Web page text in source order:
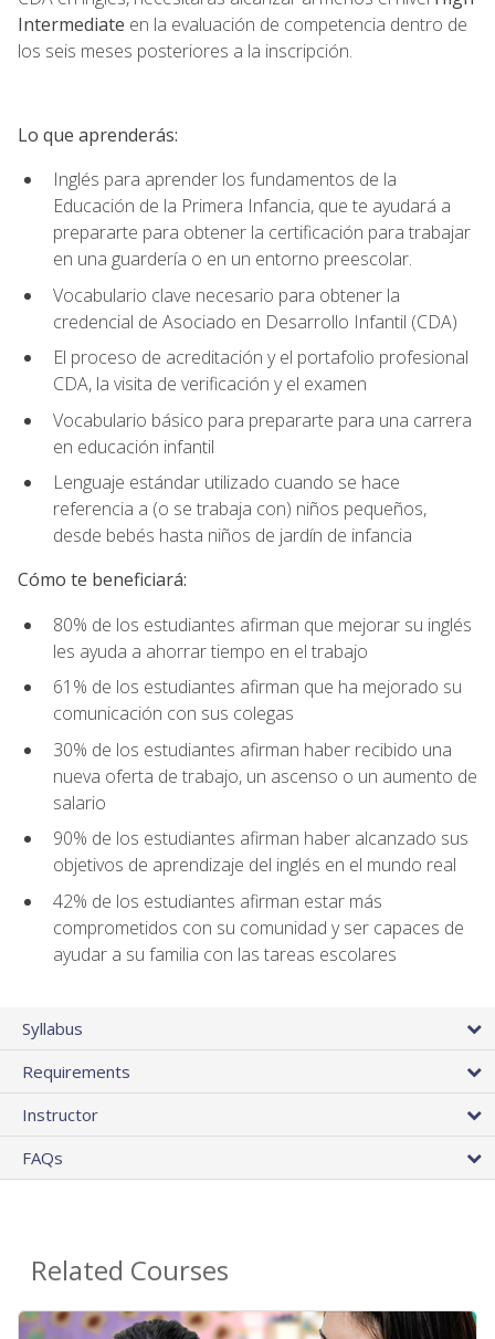
Intermediate en la evaluación de competencia dentro de
los seis meses posteriores a la inscripción.
Lo que aprenderás:
Inglés para aprender los fundamentos de la
Educación de la Primera Infancia, que te ayudará a
prepararte para obtener la certificación para trabajar
en una guardería o en un entorno preescolar.
Vocabulario clave necesario para obtener la
credencial de Asociado en Desarrollo Infantil (CDA)
El proceso de acreditación y el portafolio profesional
CDA, la visita de verificación y el examen
Vocabulario básico para prepararte para una carrera
en educación infantil
Lenguaje estándar utilizado cuando se hace
referencia a (o se trabaja con) niños pequeños,
desde bebés hasta niños de jardín de infancia
Cómo te beneficiará:
80% de los estudiantes afirman que mejorar su inglés
les ayuda a ahorrar tiempo en el trabajo
61% de los estudiantes afirman que ha mejorado su
comunicación con sus colegas
30% de los estudiantes afirman haber recibido una
nueva oferta de trabajo, un ascenso o un aumento de
salario
90% de los estudiantes afirman haber alcanzado sus
objetivos de aprendizaje del inglés en el mundo real
42% de los estudiantes afirman estar más
comprometidos con su comunidad y ser capaces de
ayudar a su familia con las tareas escolares
Syllabus
Requirements
Instructor
FAQs
Related Courses